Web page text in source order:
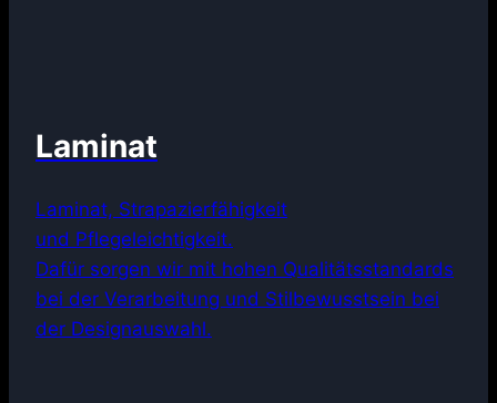
Laminat
Laminat, Strapazierfähigkeit
und Pflegeleichtigkeit.
Dafür sorgen wir mit hohen Qualitätsstandards
bei der Verarbeitung und Stilbewusstsein bei
der Designauswahl.